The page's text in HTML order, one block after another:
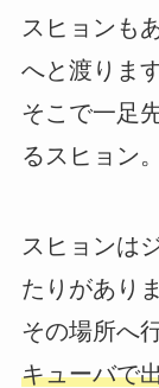
スヒョンも
へと渡ります
そこで一足
るスヒョン。
スヒョンは
たりがあり
その場所へ
キューバで